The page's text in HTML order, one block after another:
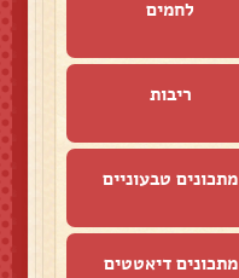
לחמים
ריבות
מתכונים טבעוניים
מתכונים דיאטטים